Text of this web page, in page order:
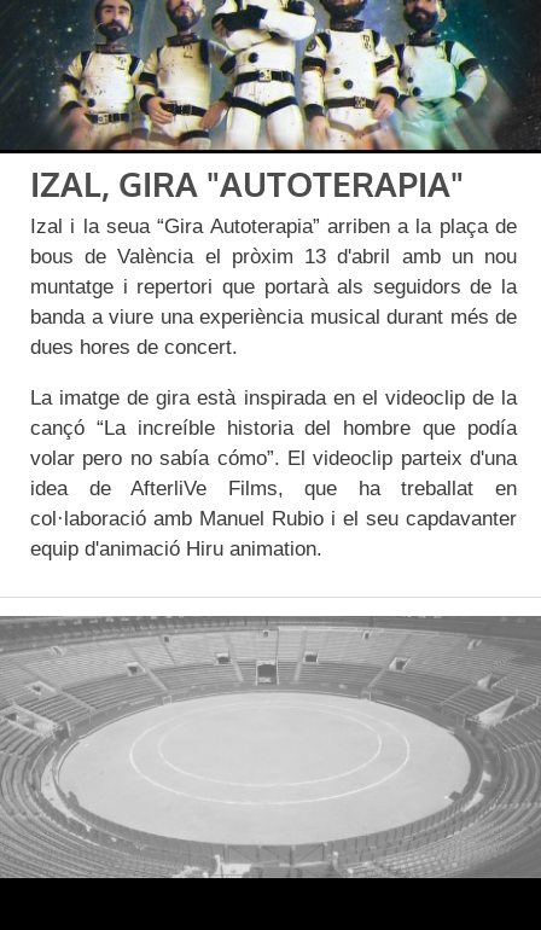
IZAL, GIRA "AUTOTERAPIA"
Izal i la seua “Gira Autoterapia” arriben a la plaça de
bous de València el pròxim 13 d'abril amb un nou
muntatge i repertori que portarà als seguidors de la
banda a viure una experiència musical durant més de
dues hores de concert.
La imatge de gira està inspirada en el videoclip de la
cançó “La increíble historia del hombre que podía
volar pero no sabía cómo”. El videoclip parteix d'una
idea de AfterliVe Films, que ha treballat en
col·laboració amb Manuel Rubio i el seu capdavanter
equip d'animació Hiru animation.